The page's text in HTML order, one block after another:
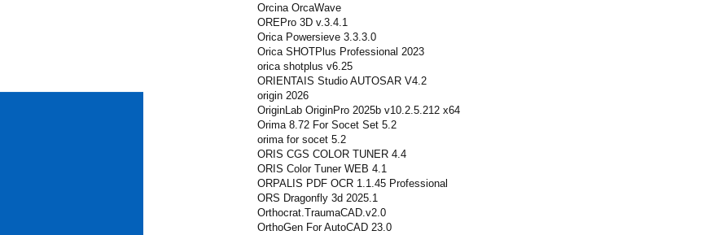
Orcina OrcaWave
OREPro 3D v.3.4.1
Orica Powersieve 3.3.3.0
Orica SHOTPlus Professional 2023
orica shotplus v6.25
ORIENTAIS Studio AUTOSAR V4.2
origin 2026
OriginLab OriginPro 2025b v10.2.5.212 x64
Orima 8.72 For Socet Set 5.2
orima for socet 5.2
ORIS CGS COLOR TUNER 4.4
ORIS Color Tuner WEB 4.1
ORPALIS PDF OCR 1.1.45 Professional
ORS Dragonfly 3d 2025.1
Orthocrat.TraumaCAD.v2.0
OrthoGen For AutoCAD 23.0